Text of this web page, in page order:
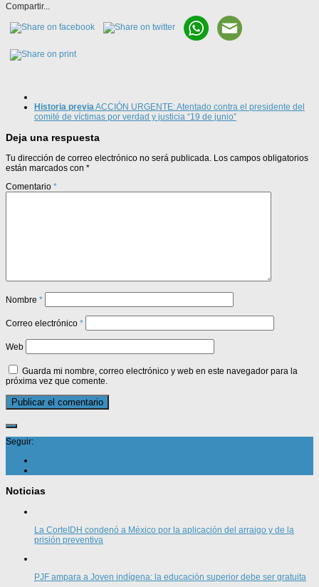
Compartir...
Historia previaACCIÓN URGENTE: Atentado contra el presidente del
comité de víctimas por verdad y justicia “19 de junio”
Deja una respuesta
Tu dirección de correo electrónico no será publicada. Los campos obligatorios
están marcados con *
Comentario *
Nombre *
Correo electrónico *
Web
Guarda mi nombre, correo electrónico y web en este navegador para la
próxima vez que comente.
Seguir:
Noticias
La CorteIDH condenó a México por la aplicación del arraigo y de la
prisión preventiva
PJF ampara a Joven indígena: la educación superior debe ser gratuita